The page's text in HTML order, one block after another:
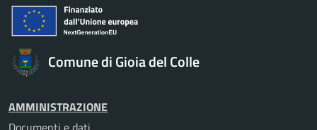
Comune di Gioia del Colle
AMMINISTRAZIONE